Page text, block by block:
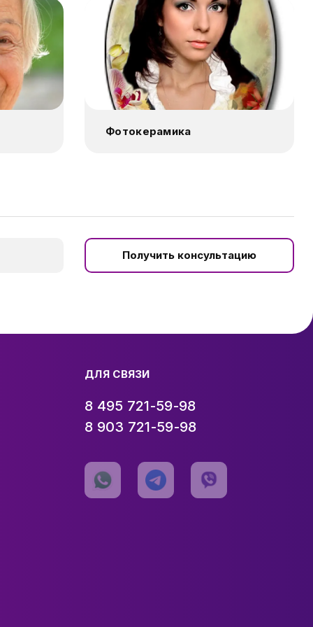
Фотокерамика
Получить консультацию
ДЛЯ СВЯЗИ
8 495 721-59-98
8 903 721-59-98